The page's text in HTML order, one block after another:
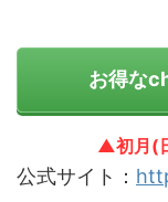
お得な
▲初月(
公式サイト：